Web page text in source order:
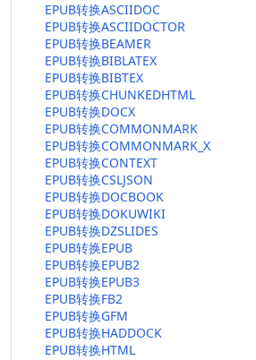
EPUB转换ASCIIDOC
EPUB转换ASCIIDOCTOR
EPUB转换BEAMER
EPUB转换BIBLATEX
EPUB转换BIBTEX
EPUB转换CHUNKEDHTML
EPUB转换DOCX
EPUB转换COMMONMARK
EPUB转换COMMONMARK_X
EPUB转换CONTEXT
EPUB转换CSLJSON
EPUB转换DOCBOOK
EPUB转换DOKUWIKI
EPUB转换DZSLIDES
EPUB转换EPUB
EPUB转换EPUB2
EPUB转换EPUB3
EPUB转换FB2
EPUB转换GFM
EPUB转换HADDOCK
EPUB转换HTML